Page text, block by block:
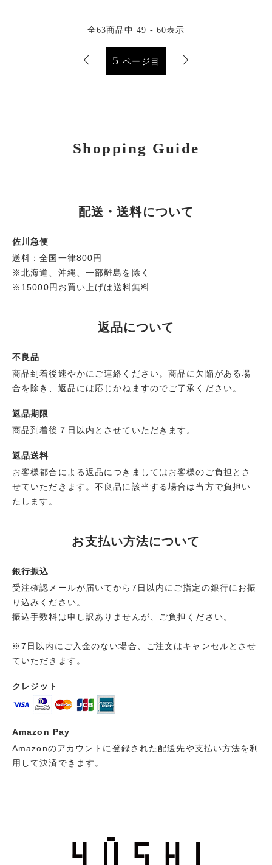
全63商品中49 - 60表示
5ページ目
Shopping Guide
配送・送料について
佐川急便
送料：全国一律800円
※北海道、沖縄、一部離島を除く
※15000円お買い上げは送料無料
返品について
不良品
商品到着後速やかにご連絡ください。商品に欠陥がある場
合を除き、返品には応じかねますのでご了承ください。
返品期限
商品到着後７日以内とさせていただきます。
返品送料
お客様都合による返品につきましてはお客様のご負担とさ
せていただきます。不良品に該当する場合は当方で負担い
たします。
お支払い方法について
銀行振込
受注確認メールが届いてから7日以内にご指定の銀行にお振
り込みください。
振込手数料は申し訳ありませんが、ご負担ください。
※7日以内にご入金のない場合、ご注文はキャンセルとさせ
ていただきます。
クレジット
Amazon Pay
Amazonのアカウントに登録された配送先や支払い方法を利
用して決済できます。